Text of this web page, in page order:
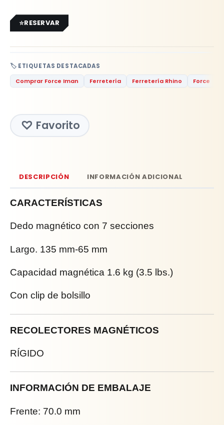
🏷️ ETIQUETAS DESTACADAS
Comprar Force Iman
Ferretería Ferretería Rhino Force
RESERVAR
Favorito
DESCRIPCIÓN INFORMACIÓN ADICIONAL
CARACTERÍSTICAS
Dedo magnético con 7 secciones
Largo. 135 mm-65 mm
Capacidad magnética 1.6 kg (3.5 lbs.)
Con clip de bolsillo
RECOLECTORES MAGNÉTICOS
RÍGIDO
INFORMACIÓN DE EMBALAJE
Frente: 70.0 mm